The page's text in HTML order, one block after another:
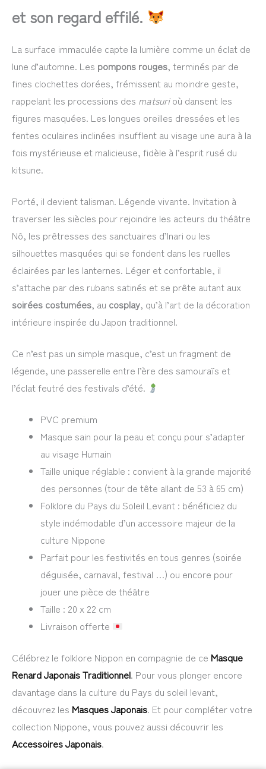
et son regard effilé.
La surface immaculée capte la lumière comme un éclat de
lune d’automne. Les pompons rouges, terminés par de
fines clochettes dorées, frémissent au moindre geste,
rappelant les processions des matsurioù dansent les
figures masquées. Les longues oreilles dressées et les
fentes oculaires inclinées insufflent au visage une aura à la
fois mystérieuse et malicieuse, fidèle à l’esprit rusé du
kitsune.
Porté, il devient talisman. Légende vivante. Invitation à
traverser les siècles pour rejoindre les acteurs du théâtre
Nô, les prêtresses des sanctuaires d’Inari ou les
silhouettes masquées qui se fondent dans les ruelles
éclairées par les lanternes. Léger et confortable, il
s’attache par des rubans satinés et se prête autant aux
soirées costumées, au cosplay, qu’à l’art de la décoration
intérieure inspirée du Japon traditionnel.
Ce n’est pas un simple masque, c’est un fragment de
légende, une passerelle entre l’ère des samouraïs et
l’éclat feutré des festivals d’été.
PVC premium
Masque sain pour la peau et conçu pour s’adapter
au visage Humain
Taille unique réglable : convient à la grande majorité
des personnes (tour de tête allant de 53 à 65 cm)
Folklore du Pays du Soleil Levant : bénéficiez du
style indémodable d’un accessoire majeur de la
culture Nippone
Parfait pour les festivités en tous genres (soirée
déguisée, carnaval, festival …) ou encore pour
jouer une pièce de théâtre
Taille : 20 x 22 cm
Livraison offerte
Célébrez le folklore Nippon en compagnie de ce Masque
Renard Japonais Traditionnel. Pour vous plonger encore
davantage dans la culture du Pays du soleil levant,
découvrez les Masques Japonais. Et pour compléter votre
collection Nippone, vous pouvez aussi découvrir les
Accessoires Japonais.